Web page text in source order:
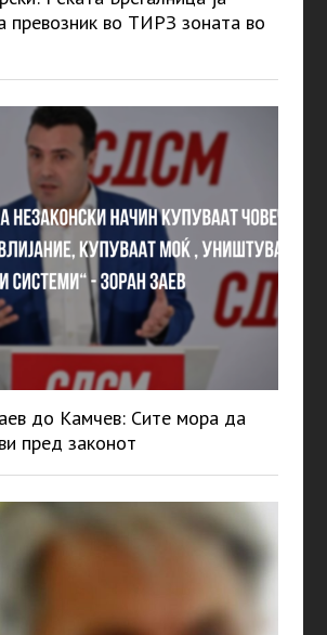
превозник во ТИРЗ зоната во
до Камчев: Сите мора да
пред законот